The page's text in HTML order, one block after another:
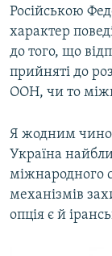
Російською
характер
до того, що
прийняті до
ООН, чи то
Я жодним
Україна
міжнародного
механізмів
опція є й